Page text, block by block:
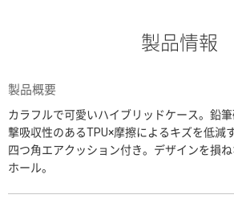
製品情報
製品概要
カラフルで可愛いハイブリッドケース。鉛
撃吸収性のあるTPU×摩擦によるキズを低減
四つ角エアクッション付き。デザインを損
ホール。